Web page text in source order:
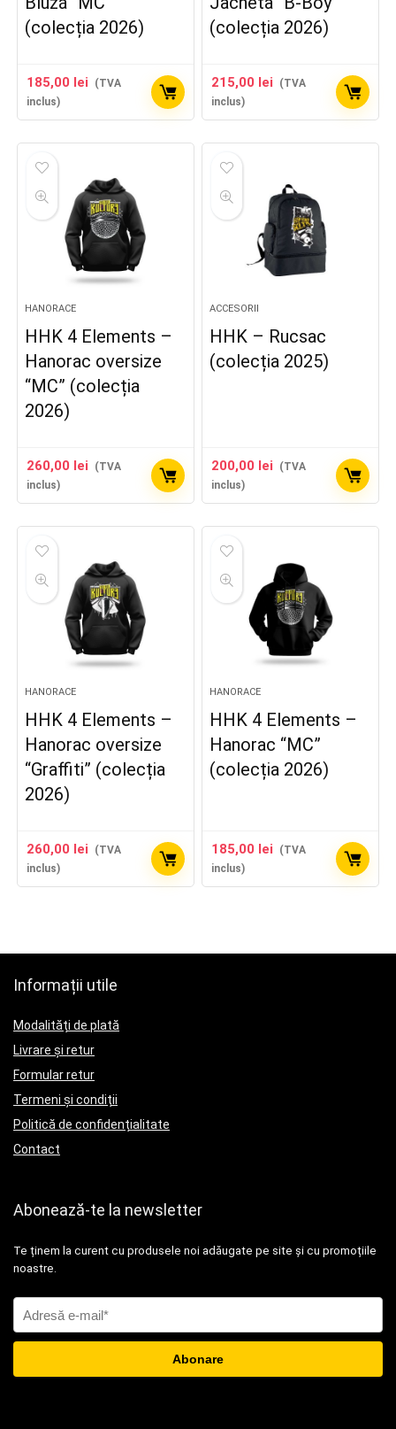
(colecția 2026)
185,00 lei
(TVA
inclus)
(colecția 2026)
215,00 lei
(TVA
inclus)
HANORACE
HHK 4 Elements –
Hanorac oversize
“MC” (colecția
2026)
260,00 lei
(TVA
inclus)
ACCESORII
HHK – Rucsac
(colecția 2025)
200,00 lei
(TVA
inclus)
HANORACE
HHK 4 Elements –
Hanorac oversize
“Graffiti” (colecția
2026)
260,00 lei
(TVA
inclus)
HANORACE
HHK 4 Elements –
Hanorac “MC”
(colecția 2026)
185,00 lei
(TVA
inclus)
Informații utile
Modalități de plată
Livrare și retur
Formular retur
Termeni și condiții
Politică de confidențialitate
Contact
Abonează-te la newsletter
Te ținem la curent cu produsele noi adăugate pe site și cu promoțiile
noastre.